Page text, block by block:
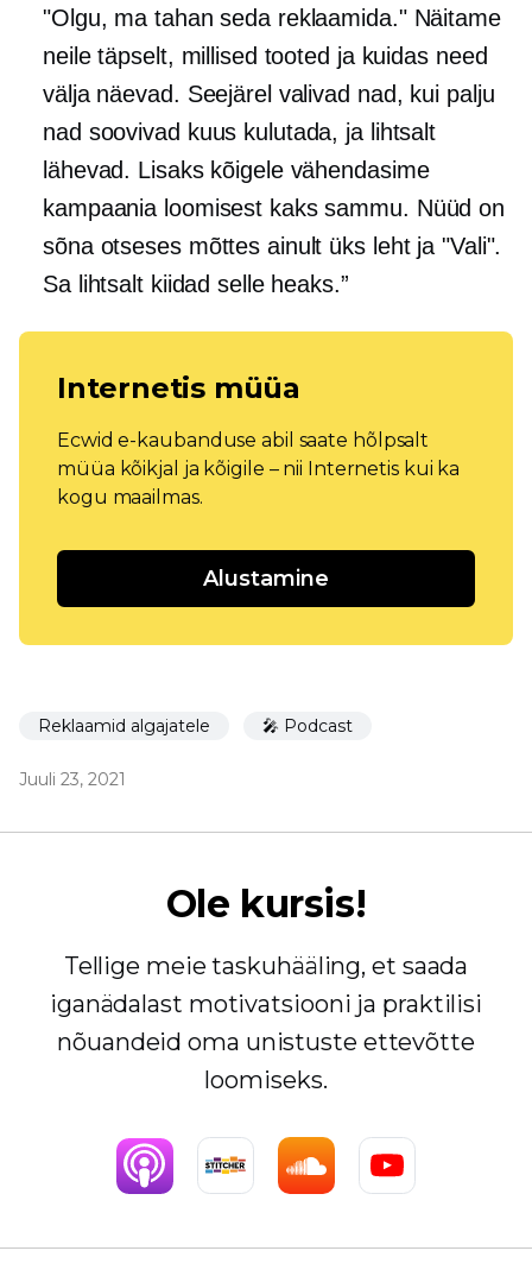
"Olgu, ma tahan seda reklaamida." Näitame
neile täpselt, millised tooted ja kuidas need
välja näevad. Seejärel valivad nad, kui palju
nad soovivad kuus kulutada, ja lihtsalt
lähevad. Lisaks kõigele vähendasime
kampaania loomisest kaks sammu. Nüüd on
sõna otseses mõttes ainult üks leht ja "Vali".
Sa lihtsalt kiidad selle heaks.”
Internetis müüa
Ecwid e-kaubanduse abil saate hõlpsalt
müüa kõikjal ja kõigile – nii Internetis kui ka
kogu maailmas.
Alustamine
Reklaamid algajatele 🎤 Podcast
Juuli 23, 2021
Ole kursis!
Tellige meie taskuhääling, et saada
iganädalast motivatsiooni ja praktilisi
nõuandeid oma unistuste ettevõtte
loomiseks.